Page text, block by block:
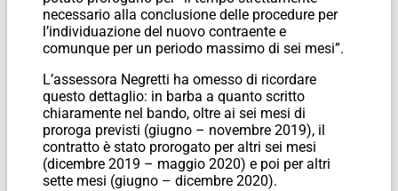
necessario alla conclusione delle procedure per
l’individuazione del nuovo contraente e
comunque per un periodo massimo di sei mesi”.
L’assessora Negretti ha omesso di ricordare
questo dettaglio: in barba a quanto scritto
chiaramente nel bando, oltre ai sei mesi di
proroga previsti (giugno – novembre 2019), il
contratto è stato prorogato per altri sei mesi
(dicembre 2019 – maggio 2020) e poi per altri
sette mesi (giugno – dicembre 2020).